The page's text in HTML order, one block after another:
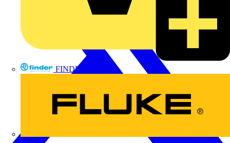
FINDER